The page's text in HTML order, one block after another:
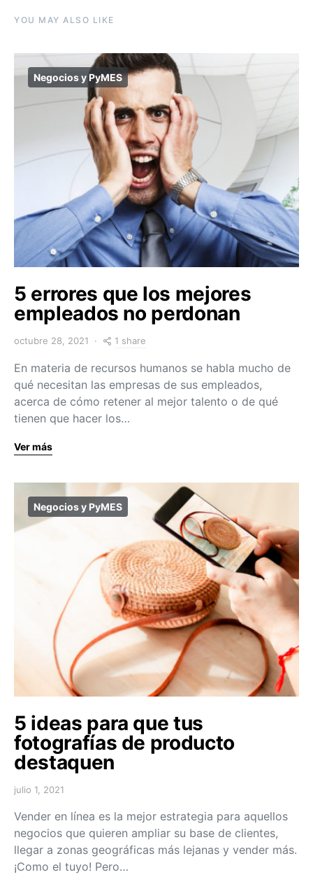
YOU MAY ALSO LIKE
Negocios y PyMES
5 errores que los mejores
empleados no perdonan
octubre 28, 2021 1 share
En materia de recursos humanos se habla mucho de
qué necesitan las empresas de sus empleados,
acerca de cómo retener al mejor talento o de qué
tienen que hacer los…
Ver más
Negocios y PyMES
5 ideas para que tus
fotografías de producto
destaquen
julio 1, 2021
Vender en línea es la mejor estrategia para aquellos
negocios que quieren ampliar su base de clientes,
llegar a zonas geográficas más lejanas y vender más.
¡Como el tuyo! Pero…